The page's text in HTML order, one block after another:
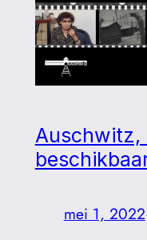
Auschwitz,
mei 1, 2022